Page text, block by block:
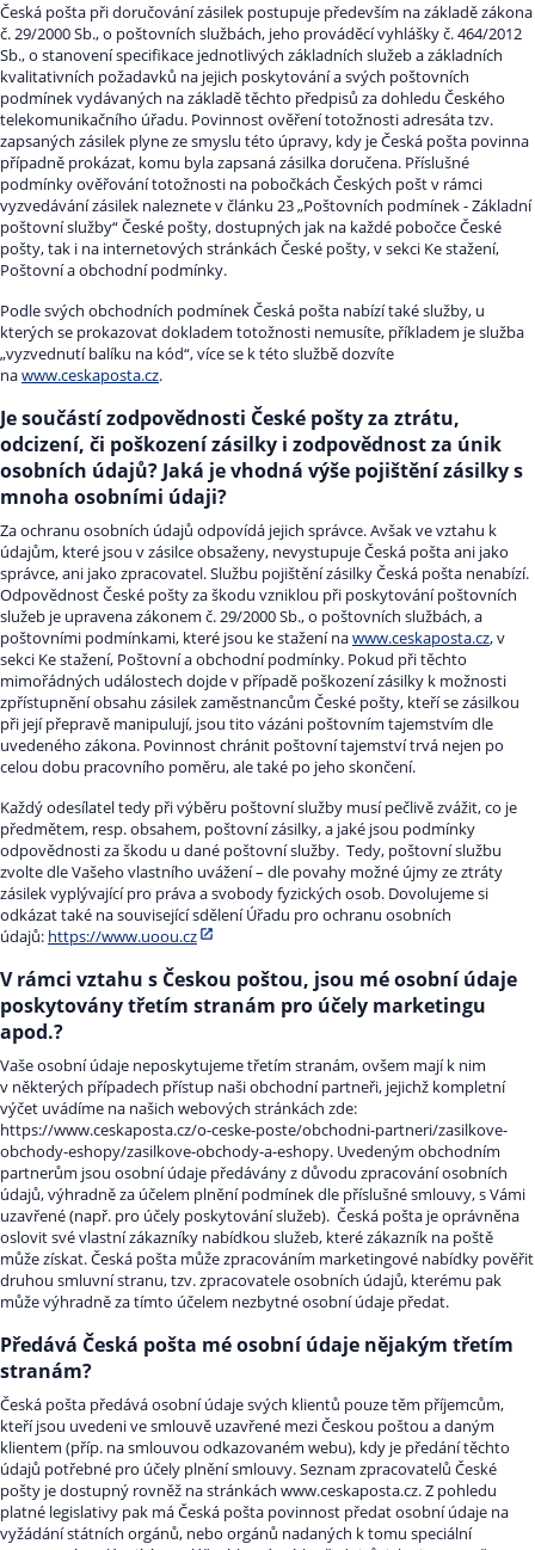
Česká pošta při doručování zásilek postupuje především na základě zákona
č. 29/2000 Sb., o poštovních službách, jeho prováděcí vyhlášky č. 464/2012
Sb., o stanovení specifikace jednotlivých základních služeb a základních
kvalitativních požadavků na jejich poskytování a svých poštovních
podmínek vydávaných na základě těchto předpisů za dohledu Českého
telekomunikačního úřadu. Povinnost ověření totožnosti adresáta tzv.
zapsaných zásilek plyne ze smyslu této úpravy, kdy je Česká pošta povinna
případně prokázat, komu byla zapsaná zásilka doručena. Příslušné
podmínky ověřování totožnosti na pobočkách Českých pošt v rámci
vyzvedávání zásilek naleznete v článku 23 „Poštovních podmínek - Základní
poštovní služby“ České pošty, dostupných jak na každé pobočce České
pošty, tak i na internetových stránkách České pošty, v sekci Ke stažení,
Poštovní a obchodní podmínky.
Podle svých obchodních podmínek Česká pošta nabízí také služby, u
kterých se prokazovat dokladem totožnosti nemusíte, příkladem je služba
„vyzvednutí balíku na kód“, více se k této službě dozvíte
nawww.ceskaposta.cz.
Je součástí zodpovědnosti České pošty za ztrátu,
odcizení, či poškození zásilky i zodpovědnost za únik
osobních údajů? Jaká je vhodná výše pojištění zásilky s
mnoha osobními údaji?
Za ochranu osobních údajů odpovídá jejich správce. Avšak ve vztahu k
údajům, které jsou v zásilce obsaženy, nevystupuje Česká pošta ani jako
správce, ani jako zpracovatel. Službu pojištění zásilky Česká pošta nenabízí.
Odpovědnost České pošty za škodu vzniklou při poskytování poštovních
služeb je upravena zákonem č. 29/2000 Sb., o poštovních službách, a
poštovními podmínkami, které jsou ke stažení nawww.ceskaposta.cz, v
sekci Ke stažení, Poštovní a obchodní podmínky. Pokud při těchto
mimořádných událostech dojde v případě poškození zásilky k možnosti
zpřístupnění obsahu zásilek zaměstnancům České pošty, kteří se zásilkou
při její přepravě manipulují, jsou tito vázáni poštovním tajemstvím dle
uvedeného zákona. Povinnost chránit poštovní tajemství trvá nejen po
celou dobu pracovního poměru, ale také po jeho skončení.
Každý odesílatel tedy při výběru poštovní služby musí pečlivě zvážit, co je
předmětem, resp. obsahem, poštovní zásilky, a jaké jsou podmínky
odpovědnosti za škodu u dané poštovní služby. Tedy, poštovní službu
zvolte dle Vašeho vlastního uvážení – dle povahy možné újmy ze ztráty
zásilek vyplývající pro práva a svobody fyzických osob. Dovolujeme si
odkázat také na související sdělení Úřadu pro ochranu osobních
údajů: https://www.uoou.cz
V rámci vztahu s Českou poštou, jsou mé osobní údaje
poskytovány třetím stranám pro účely marketingu
apod.?
Vaše osobní údaje neposkytujeme třetím stranám, ovšem mají k nim
v některých případech přístup naši obchodní partneři, jejichž kompletní
výčet uvádíme na našich webových stránkách zde:
https://www.ceskaposta.cz/o-ceske-poste/obchodni-partneri/zasilkove-
obchody-eshopy/zasilkove-obchody-a-eshopy. Uvedeným obchodním
partnerům jsou osobní údaje předávány z důvodu zpracování osobních
údajů, výhradně za účelem plnění podmínek dle příslušné smlouvy, s Vámi
uzavřené (např. pro účely poskytování služeb). Česká pošta je oprávněna
oslovit své vlastní zákazníky nabídkou služeb, které zákazník na poště
může získat. Česká pošta může zpracováním marketingové nabídky pověřit
druhou smluvní stranu, tzv. zpracovatele osobních údajů, kterému pak
může výhradně za tímto účelem nezbytné osobní údaje předat.
Předává Česká pošta mé osobní údaje nějakým třetím
stranám?
Česká pošta předává osobní údaje svých klientů pouze těm příjemcům,
kteří jsou uvedeni ve smlouvě uzavřené mezi Českou poštou a daným
klientem (příp. na smlouvou odkazovaném webu), kdy je předání těchto
údajů potřebné pro účely plnění smlouvy. Seznam zpracovatelů České
pošty je dostupný rovněž na stránkách www.ceskaposta.cz. Z pohledu
platné legislativy pak má Česká pošta povinnost předat osobní údaje na
vyžádání státních orgánů, nebo orgánů nadaných k tomu speciální